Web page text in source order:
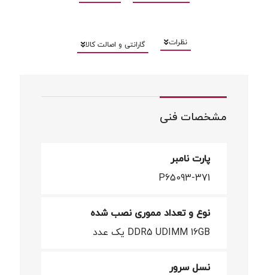
نظرات گارانتی و اصالت کالا
مشخصات فنی
پارت نامبر
P65093-371
نوع و تعداد مموری نصب شده
DDR5 UDIMM 16GB یک عدد
نسل سرور